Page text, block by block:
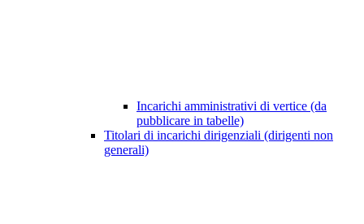
Incarichi amministrativi di vertice (da
pubblicare in tabelle)
Titolari di incarichi dirigenziali (dirigenti non
generali)